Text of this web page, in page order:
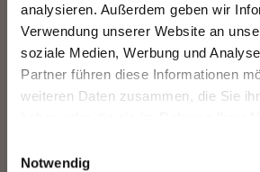
analysieren. Außerdem geben wir
Verwendung unserer Website an
soziale Medien, Werbung und
Partner führen diese Informationen
weiteren Daten zusammen, die Sie
Notwendig
MERANS ZUKUNFT
GEMEINSAM.
Deine Meinung zählt. Scannen,